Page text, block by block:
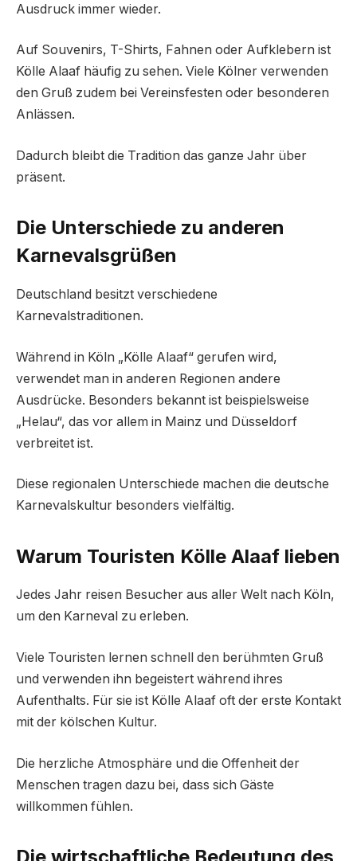
Ausdruck immer wieder.
Auf Souvenirs, T-Shirts, Fahnen oder Aufklebern ist
Kölle Alaaf häufig zu sehen. Viele Kölner verwenden
den Gruß zudem bei Vereinsfesten oder besonderen
Anlässen.
Dadurch bleibt die Tradition das ganze Jahr über
präsent.
Die Unterschiede zu anderen
Karnevalsgrüßen
Deutschland besitzt verschiedene
Karnevalstraditionen.
Während in Köln „Kölle Alaaf“ gerufen wird,
verwendet man in anderen Regionen andere
Ausdrücke. Besonders bekannt ist beispielsweise
„Helau“, das vor allem in Mainz und Düsseldorf
verbreitet ist.
Diese regionalen Unterschiede machen die deutsche
Karnevalskultur besonders vielfältig.
Warum Touristen Kölle Alaaf lieben
Jedes Jahr reisen Besucher aus aller Welt nach Köln,
um den Karneval zu erleben.
Viele Touristen lernen schnell den berühmten Gruß
und verwenden ihn begeistert während ihres
Aufenthalts. Für sie ist Kölle Alaaf oft der erste Kontakt
mit der kölschen Kultur.
Die herzliche Atmosphäre und die Offenheit der
Menschen tragen dazu bei, dass sich Gäste
willkommen fühlen.